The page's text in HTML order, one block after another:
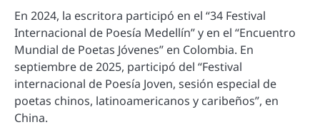
En 2024, la escritora participó en el “34 Festival
Internacional de Poesía Medellín” y en el “Encuentro
Mundial de Poetas Jóvenes” en Colombia. En
septiembre de 2025, participó del “Festival
internacional de Poesía Joven, sesión especial de
poetas chinos, latinoamericanos y caribeños”, en
China.